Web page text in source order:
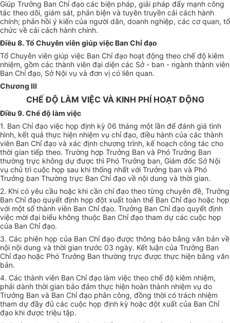
Giúp Trưởng Ban Chỉ đạo các biện pháp, giải pháp đẩy mạnh công
tác theo dõi, giám sát, phản biện và tuyên truyền cải cách hành
chính; phản hồi ý kiến của người dân, doanh nghiệp, các cơ quan, tổ
chức về cải cách hành chính.
Điều 8. Tổ Chuyên viên giúp việc Ban Chỉ đạo
Tổ Chuyên viên giúp việc Ban Chỉ đạo hoạt động theo chế độ kiêm
nhiệm, gồm các thành viên đại diện các Sở - ban - ngành thành viên
Ban Chỉ đạo, Sở Nội vụ và đơn vị có liên quan.
Chương III
CHẾ ĐỘ LÀM VIỆC VÀ KINH PHÍ HOẠT ĐỘNG
Điều 9. Chế độ làm việc
1. Ban Chỉ đạo việc họp định kỳ 06 tháng một lần để đánh giá tình
hình, kết quả thực hiện nhiệm vụ chỉ đạo, điều hành của các thành
viên Ban Chỉ đạo và xác định chương trình, kế hoạch công tác cho
thời gian tiếp theo. Trường hợp Trưởng Ban và Phó Trưởng Ban
thường trực không dự được thì Phó Trưởng ban, Giám đốc Sở Nội
vụ chủ trì cuộc họp sau khi thống nhất với Trưởng ban và Phó
Trưởng ban Thường trực Ban Chỉ đạo về nội dung và thời gian.
2. Khi có yêu cầu hoặc khi cần chỉ đạo theo từng chuyên đề, Trưởng
Ban Chỉ đạo quyết định họp đột xuất toàn thể Ban Chỉ đạo hoặc họp
với một số thành viên Ban Chỉ đạo. Trưởng Ban Chỉ đạo quyết định
việc mời đại biểu không thuộc Ban Chỉ đạo tham dự các cuộc họp
của Ban Chỉ đạo.
3. Các phiên họp của Ban Chỉ đạo được thông báo bằng văn bản về
nội nội dung và thời gian trước 03 ngày. Kết luận của Trưởng Ban
Chỉ đạo hoặc Phó Trưởng Ban thường trực được thực hiện bằng văn
bản.
4. Các thành viên Ban Chỉ đạo làm việc theo chế độ kiêm nhiệm,
phải dành thời gian bảo đảm thực hiện hoàn thành nhiệm vụ do
Trưởng Ban và Ban Chỉ đạo phân công, đồng thời có trách nhiệm
tham dự đầy đủ các cuộc họp định kỳ hoặc đột xuất của Ban Chỉ
đạo khi được triệu tập.